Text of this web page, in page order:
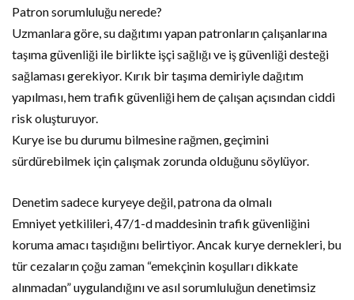
Patron sorumluluğu nerede?
Uzmanlara göre, su dağıtımı yapan patronların çalışanlarına
taşıma güvenliği ile birlikte işçi sağlığı ve iş güvenliği desteği
sağlaması gerekiyor. Kırık bir taşıma demiriyle dağıtım
yapılması, hem trafik güvenliği hem de çalışan açısından ciddi
risk oluşturuyor.
Kurye ise bu durumu bilmesine rağmen, geçimini
sürdürebilmek için çalışmak zorunda olduğunu söylüyor.
Denetim sadece kuryeye değil, patrona da olmalı
Emniyet yetkilileri, 47/1-d maddesinin trafik güvenliğini
koruma amacı taşıdığını belirtiyor. Ancak kurye dernekleri, bu
tür cezaların çoğu zaman “emekçinin koşulları dikkate
alınmadan” uygulandığını ve asıl sorumluluğun denetimsiz